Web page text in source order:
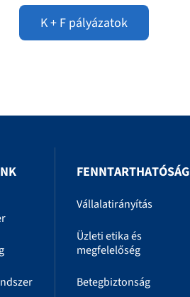
K + F pályázatok
FENNTARTHATÓSÁG
Vállalatirányítás
Üzleti etika és
megfelelőség
Betegbiztonság